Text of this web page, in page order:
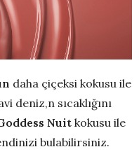
daha çiçeksi kokusu ile
deniz,n sıcaklığını
Nuit kokusu ile
bulabilirsiniz.